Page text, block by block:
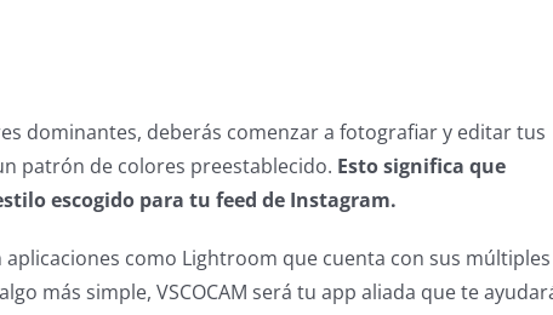
dominantes, deberás comenzar a fotografiar y editar tus
patrón de colores preestablecido. Esto significa que
escogido para tu feed de Instagram.
como Lightroom que cuenta con sus múltiples
más simple, VSCOCAM será tu app aliada que te